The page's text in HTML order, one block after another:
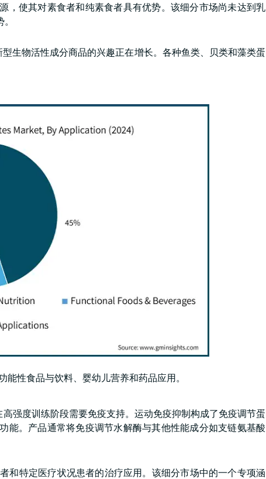
，使其对素食者和纯素食者具有优势。该细分市场尚未达到乳
生物活性成分商品的兴趣正在增长。各种鱼类、贝类和藻类蛋
性食品与饮料、婴幼儿营养和药品应用。
强度训练阶段需要免疫支持。运动免疫抑制构成了免疫调节蛋
能。产品通常将免疫调节水解酶与其他性能成分如支链氨基酸
和特定医疗状况患者的治疗应用。该细分市场中的一个专项涵